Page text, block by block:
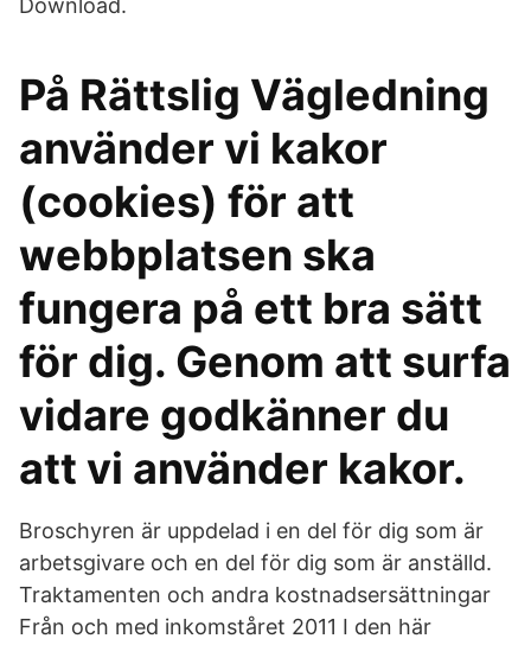
Download.
På Rättslig Vägledning
använder vi kakor
(cookies) för att
webbplatsen ska
fungera på ett bra sätt
för dig. Genom att surfa
vidare godkänner du
att vi använder kakor.
Broschyren är uppdelad i en del för dig som är
arbetsgivare och en del för dig som är anställd.
Traktamenten och andra kostnadsersättningar
Från och med inkomståret 2011 I den här